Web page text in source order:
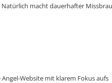
macht dauerhafter
Angel-Website mit klarem Fokus aufs